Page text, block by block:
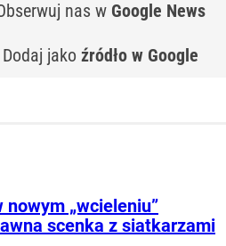
nas w Google News
Dodaj jako źródło w Google
nowym „wcieleniu”
scenka z siatkarzami